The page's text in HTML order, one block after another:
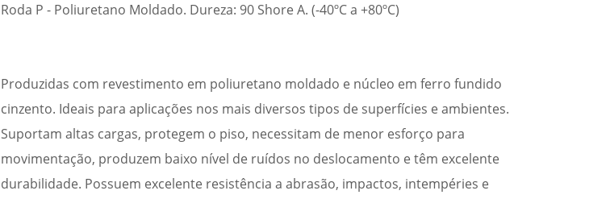
Roda P - Poliuretano Moldado. Dureza: 90 Shore A. (-40ºC a +80ºC)
Produzidas com revestimento em poliuretano moldado e núcleo em ferro fundido
cinzento. Ideais para aplicações nos mais diversos tipos de superfícies e ambientes.
Suportam altas cargas, protegem o piso, necessitam de menor esforço para
movimentação, produzem baixo nível de ruídos no deslocamento e têm excelente
durabilidade. Possuem excelente resistência a abrasão, impactos, intempéries e